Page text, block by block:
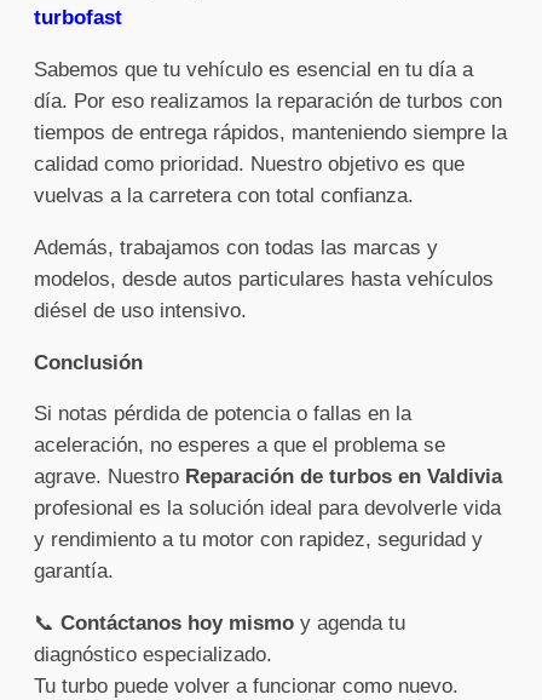
turbofast
Sabemos que tu vehículo es esencial en tu día a
día. Por eso realizamos la reparación de turbos con
tiempos de entrega rápidos, manteniendo siempre la
calidad como prioridad. Nuestro objetivo es que
vuelvas a la carretera con total confianza.
Además, trabajamos con todas las marcas y
modelos, desde autos particulares hasta vehículos
diésel de uso intensivo.
Conclusión
Si notas pérdida de potencia o fallas en la
aceleración, no esperes a que el problema se
agrave. Nuestro Reparación de turbos en Valdivia
profesional es la solución ideal para devolverle vida
y rendimiento a tu motor con rapidez, seguridad y
garantía.
📞 Contáctanos hoy mismo y agenda tu
diagnóstico especializado.
Tu turbo puede volver a funcionar como nuevo.